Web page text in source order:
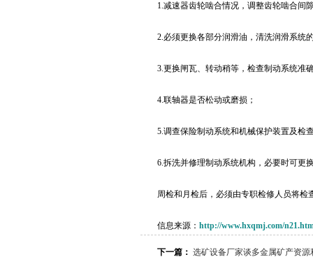
1.减速器齿轮啮合情况，调整齿轮啮合间
2.必须更换各部分润滑油，清洗润滑系统
3.更换闸瓦、转动稍等，检查制动系统准
4.联轴器是否松动或磨损；
5.调查保险制动系统和机械保护装置及检
6.拆洗并修理制动系统机构，必要时可更
周检和月检后，必须由专职检修人员将
信息来源： http://www.hxqmj.com/
下一篇： 选矿设备厂家谈多金属矿产资源